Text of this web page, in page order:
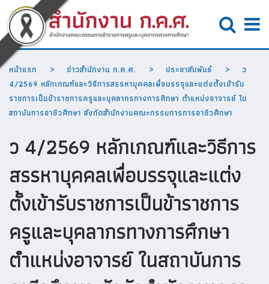
หน้าแรก ข่าวสำนักงาน ก.ค.ศ. ประชาสัมพันธ์
ว
4/2569 หลักเกณฑ์และวิธีการสรรหาบุคคลเพื่อบรรจุและแต่งตั้งเข้ารับ
ราชการเป็นข้าราชการครูและบุคลากรทางการศึกษา ตำแหน่งอาจารย์ ใน
สถาบันการอาชีวศึกษา สังกัดสำนักงานคณะกรรมการการอาชีวศึกษา
ว 4/2569 หลักเกณฑ์และวิธีการ
สรรหาบุคคลเพื่อบรรจุและแต่ง
ตั้งเข้ารับราชการเป็นข้าราชการ
ครูและบุคลากรทางการศึกษา
ตำแหน่งอาจารย์ ในสถาบันการ